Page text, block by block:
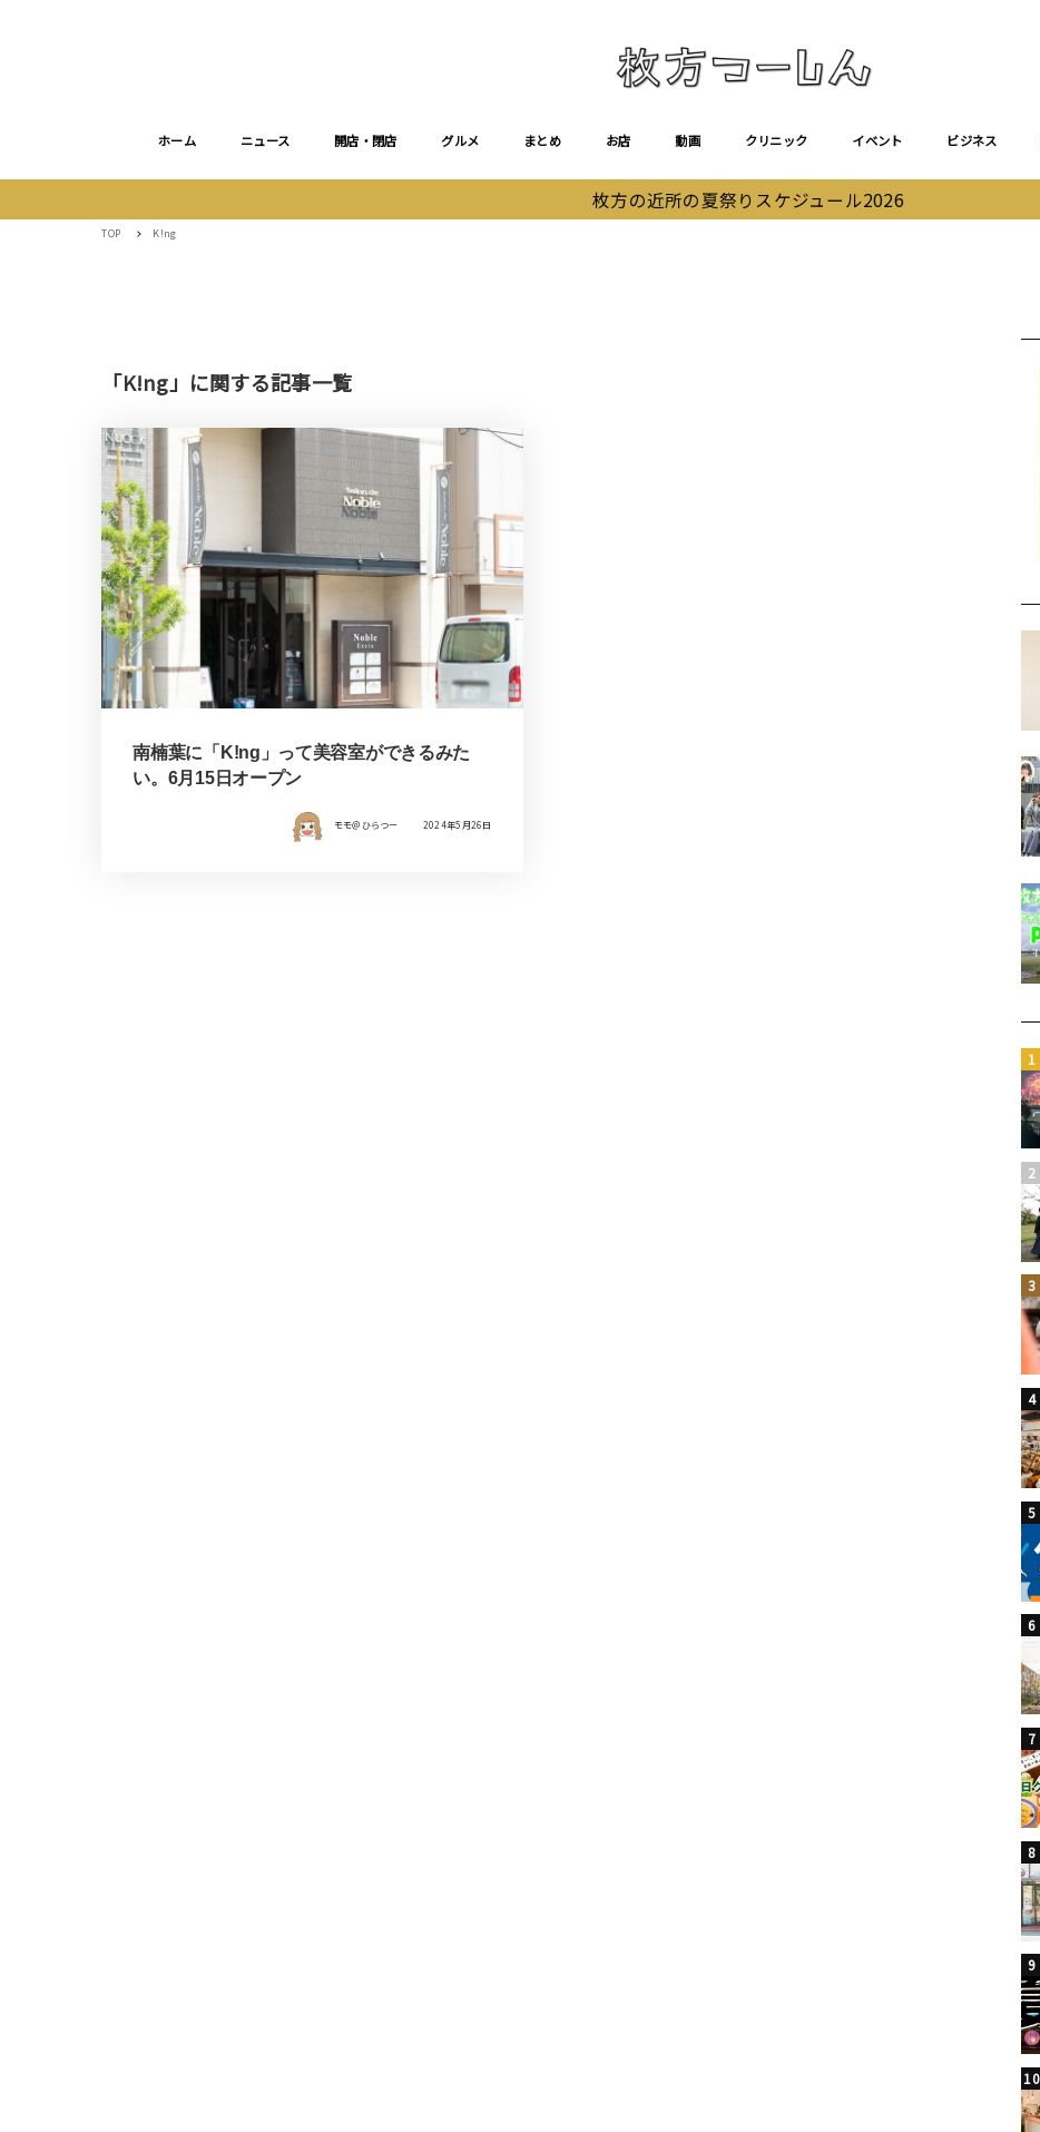
ホーム ニュース 開店・閉店 グルメ まとめ お店 動画 クリニック イベント ビジネス
枚方の近所の夏祭りスケジュール2026
TOP K!ng
「K!ng」に関する記事一覧
南楠葉に「K!ng」って美容室ができるみた
い。6月15日オープン
モモ＠ひらつー 2024年5月26日